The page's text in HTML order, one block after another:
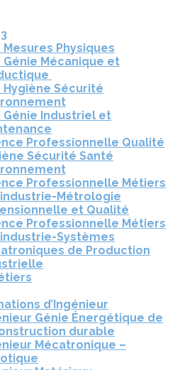
Mesures Physiques
Génie Mécanique et
Hygiène Sécurité
Génie Industriel et
Professionnelle Qualité
Sécurité Santé
Professionnelle Métiers
Métrologie
et Qualité
Professionnelle Métiers
Systèmes
de Production
d’Ingénieur
Génie Énergétique de
durable
Mécatronique –